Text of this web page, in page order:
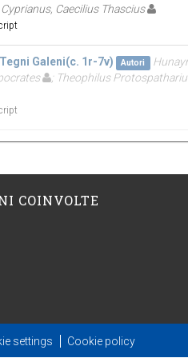
Cyprianus, Caecilius Thascius
Galeni(c. 1r-7v) Autori
; Theophilus
COINVOLTE
settings Cookie policy